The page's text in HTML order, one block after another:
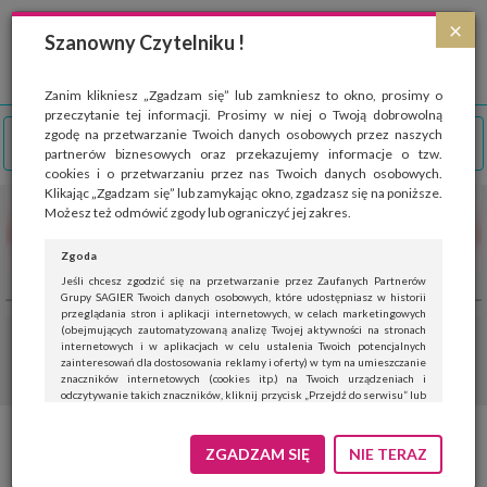
×
Szanowny Czytelniku !
Zanim klikniesz „Zgadzam się” lub zamkniesz to okno, prosimy o
przeczytanie tej informacji. Prosimy w niej o Twoją dobrowolną
zgodę na przetwarzanie Twoich danych osobowych przez naszych
partnerów biznesowych oraz przekazujemy informacje o tzw.
cookies i o przetwarzaniu przez nas Twoich danych osobowych.
Klikając „Zgadzam się” lub zamykając okno, zgadzasz się na poniższe.
Możesz też odmówić zgody lub ograniczyć jej zakres.
Zgoda
Jeśli chcesz zgodzić się na przetwarzanie przez Zaufanych Partnerów
Grupy SAGIER Twoich danych osobowych, które udostępniasz w historii
przeglądania stron i aplikacji internetowych, w celach marketingowych
(obejmujących zautomatyzowaną analizę Twojej aktywności na stronach
internetowych i w aplikacjach w celu ustalenia Twoich potencjalnych
zainteresowań dla dostosowania reklamy i oferty) w tym na umieszczanie
znaczników internetowych (cookies itp.) na Twoich urządzeniach i
odczytywanie takich znaczników, kliknij przycisk „Przejdź do serwisu” lub
Jeśli nie chcesz wyrazić zgody, kliknij „Nie teraz”.
Wyrażenie zgody jest dobrowolne. Możesz edytować zakres zgody, w tym
ZGADZAM SIĘ NIE TERAZ
Strona wykorzystuje pliki cookies, które służą głównie do celów statystycznych.
Wyrażając zgodę na używanie 'cookies', zezwalasz na zapisanie ich w pamięci
przeglądarki. Przejdź do
polityki cookies